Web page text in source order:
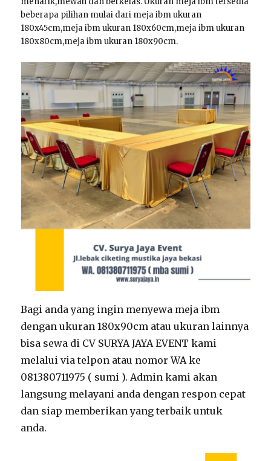
beberapa pilihan mulai dari meja ibm ukuran
180x45cm,meja ibm ukuran 180x60cm,meja ibm ukuran
180x80cm,meja ibm ukuran 180x90cm.
Bagi anda yang ingin menyewa meja ibm
dengan ukuran 180x90cm atau ukuran lainnya
bisa sewa di CV SURYA JAYA EVENT kami
melalui via telpon atau nomor WA ke
081380711975 ( sumi ). Admin kami akan
langsung melayani anda dengan respon cepat
dan siap memberikan yang terbaik untuk
anda.